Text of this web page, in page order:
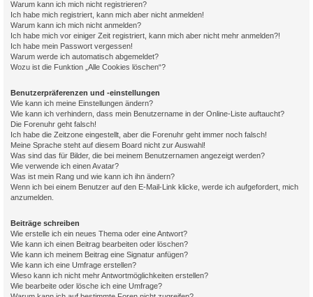
Warum kann ich mich nicht registrieren?
Ich habe mich registriert, kann mich aber nicht anmelden!
Warum kann ich mich nicht anmelden?
Ich habe mich vor einiger Zeit registriert, kann mich aber nicht mehr anmelden?!
Ich habe mein Passwort vergessen!
Warum werde ich automatisch abgemeldet?
Wozu ist die Funktion „Alle Cookies löschen“?
Benutzerpräferenzen und -einstellungen
Wie kann ich meine Einstellungen ändern?
Wie kann ich verhindern, dass mein Benutzername in der Online-Liste auftaucht?
Die Forenuhr geht falsch!
Ich habe die Zeitzone eingestellt, aber die Forenuhr geht immer noch falsch!
Meine Sprache steht auf diesem Board nicht zur Auswahl!
Was sind das für Bilder, die bei meinem Benutzernamen angezeigt werden?
Wie verwende ich einen Avatar?
Was ist mein Rang und wie kann ich ihn ändern?
Wenn ich bei einem Benutzer auf den E-Mail-Link klicke, werde ich aufgefordert, mich
anzumelden.
Beiträge schreiben
Wie erstelle ich ein neues Thema oder eine Antwort?
Wie kann ich einen Beitrag bearbeiten oder löschen?
Wie kann ich meinem Beitrag eine Signatur anfügen?
Wie kann ich eine Umfrage erstellen?
Wieso kann ich nicht mehr Antwortmöglichkeiten erstellen?
Wie bearbeite oder lösche ich eine Umfrage?